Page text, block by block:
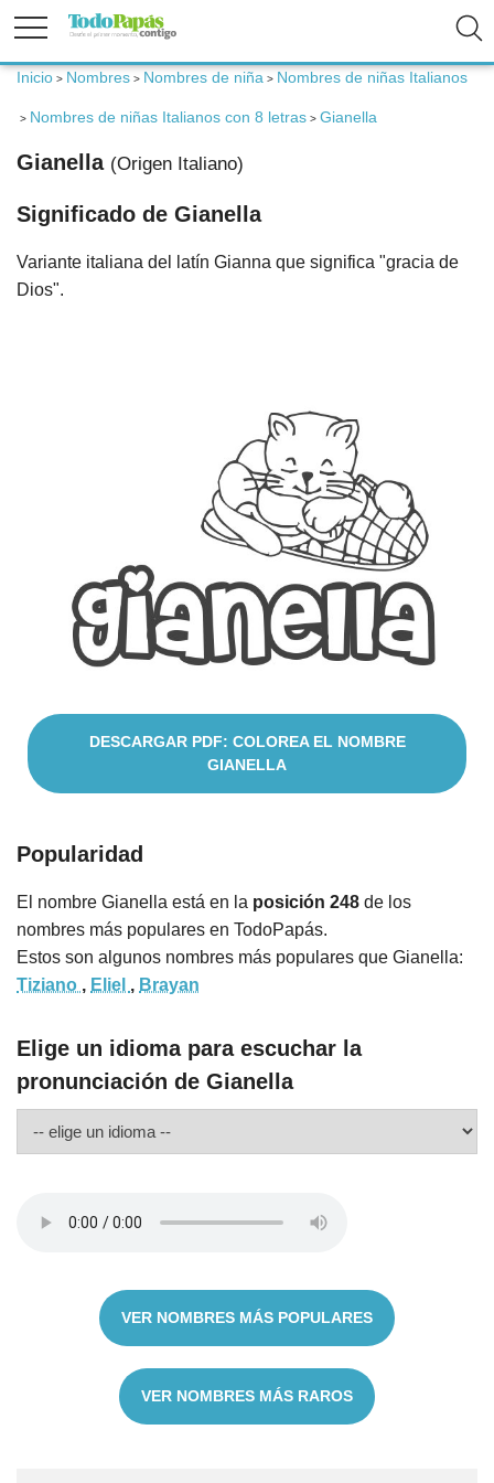
Fertilidad
Embarazo
Bebé
Niños
Inicio > Nombres > Nombres de niña > Nombres de niñas Italianos
> Nombres de niñas Italianos con 8 letras > Gianella
Gianella (Origen Italiano)
Significado de Gianella
Variante italiana del latín Gianna que significa "gracia de
Dios".
DESCARGAR PDF: COLOREA EL NOMBRE
GIANELLA
Popularidad
El nombre Gianella está en la posición 248 de los
nombres más populares en TodoPapás.
Estos son algunos nombres más populares que Gianella:
Tiziano , Eliel , Brayan
Elige un idioma para escuchar la
pronunciación de Gianella
VER NOMBRES MÁS POPULARES
VER NOMBRES MÁS RAROS